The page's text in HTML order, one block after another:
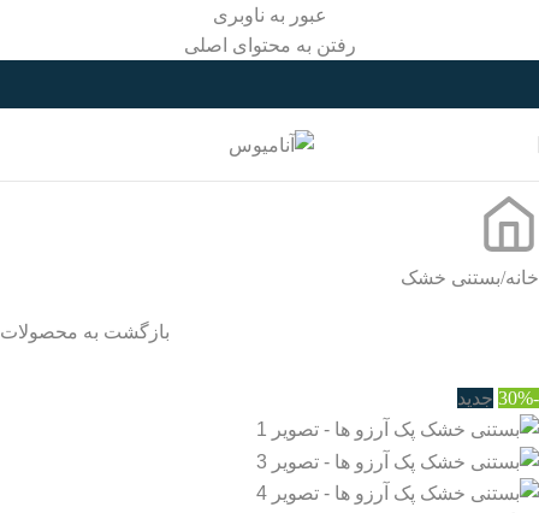
عبور به ناوبری
رفتن به محتوای اصلی
خانه/بستنی خشک
بازگشت به محصولات
-30% جدید